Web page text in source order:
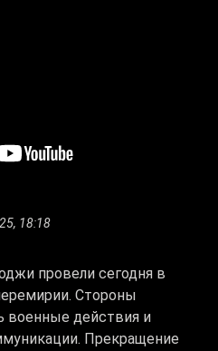
18:18
провели сегодня в
Стороны
военные действия и
Прекращение